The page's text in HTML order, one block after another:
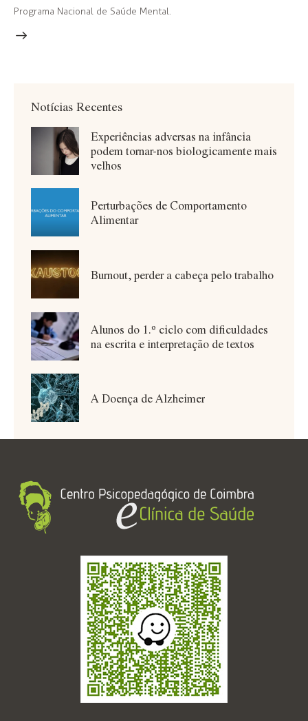
Programa Nacional de Saúde Mental.
Notícias Recentes
Experiências adversas na infância
podem tornar-nos biologicamente mais
velhos
Perturbações de Comportamento
Alimentar
Burnout, perder a cabeça pelo trabalho
Alunos do 1.º ciclo com dificuldades
na escrita e interpretação de textos
A Doença de Alzheimer